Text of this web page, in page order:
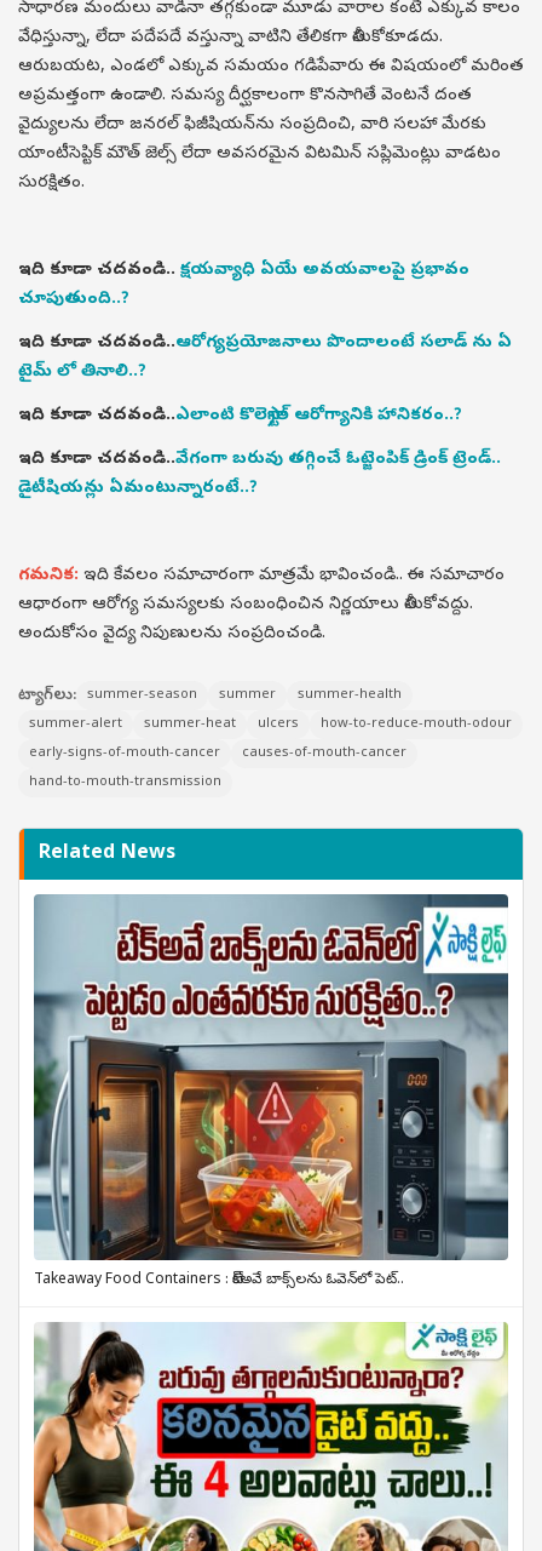
సాధారణ మందులు వాడినా తగ్గకుండా మూడు వారాల కంటే ఎక్కువ కాలం
వేధిస్తున్నా, లేదా పదేపదే వస్తున్నా వాటిని తేలికగా తీసుకోకూడదు.
ఆరుబయట, ఎండలో ఎక్కువ సమయం గడిపేవారు ఈ విషయంలో మరింత
అప్రమత్తంగా ఉండాలి. సమస్య దీర్ఘకాలంగా కొనసాగితే వెంటనే దంత
వైద్యులను లేదా జనరల్ ఫిజీషియన్‌ను సంప్రదించి, వారి సలహా మేరకు
యాంటీసెప్టిక్ మౌత్ జెల్స్ లేదా అవసరమైన విటమిన్ సప్లిమెంట్లు వాడటం
సురక్షితం.
ఇది కూడా చదవండి.. క్షయవ్యాధి ఏయే అవయవాలపై ప్రభావం
చూపుతుంది..?
ఇది కూడా చదవండి..ఆరోగ్యప్రయోజనాలు పొందాలంటే సలాడ్ ను ఏ
టైమ్ లో తినాలి..?
ఇది కూడా చదవండి..ఎలాంటి కొలెస్ట్రాల్ ఆరోగ్యానికి హానికరం..?
ఇది కూడా చదవండి..వేగంగా బరువు తగ్గించే ఓట్జెంపిక్ డ్రింక్ ట్రెండ్..
డైటీషియన్లు ఏమంటున్నారంటే..?
గమనిక: ఇది కేవలం సమాచారంగా మాత్రమే భావించండి.. ఈ సమాచారం
ఆధారంగా ఆరోగ్య సమస్యలకు సంబంధించిన నిర్ణయాలు తీసుకోవద్దు.
అందుకోసం వైద్య నిపుణులను సంప్రదించండి.
ట్యాగ్‌లు: summer-season summer
summer-health
summer-alert
summer-heat ulcers
how-to-reduce-mouth-odour
early-signs-of-mouth-cancer
causes-of-mouth-cancer
hand-to-mouth-transmission
Related News
Takeaway Food Containers : టేక్‌అవే బాక్స్‌లను ఓవెన్‌లో పెట్..